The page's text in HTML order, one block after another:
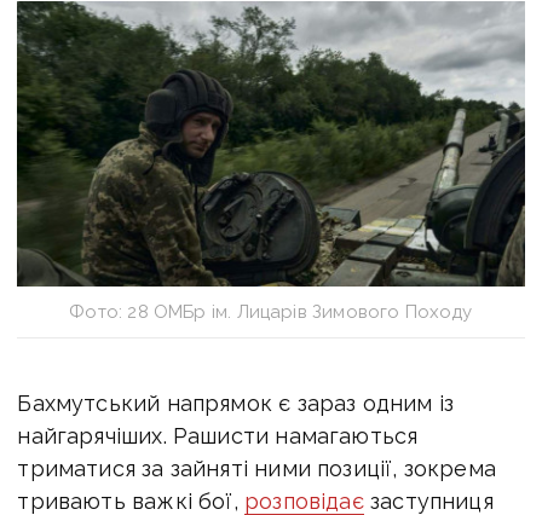
Фото: 28 ОМБр ім. Лицарів Зимового Походу
Бахмутський напрямок є зараз одним із
найгарячіших. Рашисти намагаються
триматися за зайняті ними позиції, зокрема
тривають важкі бої, розповідаєзаступниця